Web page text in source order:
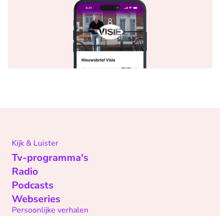
Kijk & Luister
Tv-programma's
Radio
Podcasts
Webseries
Persoonlijke verhalen